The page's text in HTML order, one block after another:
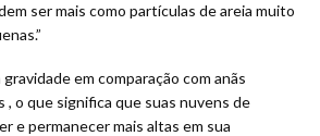
ser mais como partículas de areia muito
em comparação com anãs
, o que significa que suas nuvens de
e permanecer mais altas em sua